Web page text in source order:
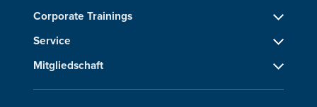
Corporate Trainings
Service
Mitgliedschaft